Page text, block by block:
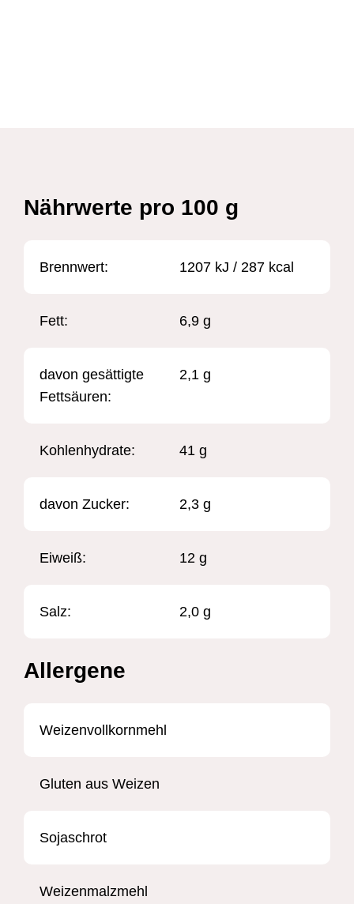
Nährwerte pro 100 g
Brennwert: ​ 1207 kJ / 287 kcal
Fett: 6,9 g
davon gesättigte
Fettsäuren:
2,1 g
Kohlenhydrate: 41 g
davon Zucker: 2,3 g
Eiweiß: 12 g
Salz: 2,0 g
Allergene
Weizenvollkornmehl
Gluten aus Weizen
Sojaschrot
Weizenmalzmehl